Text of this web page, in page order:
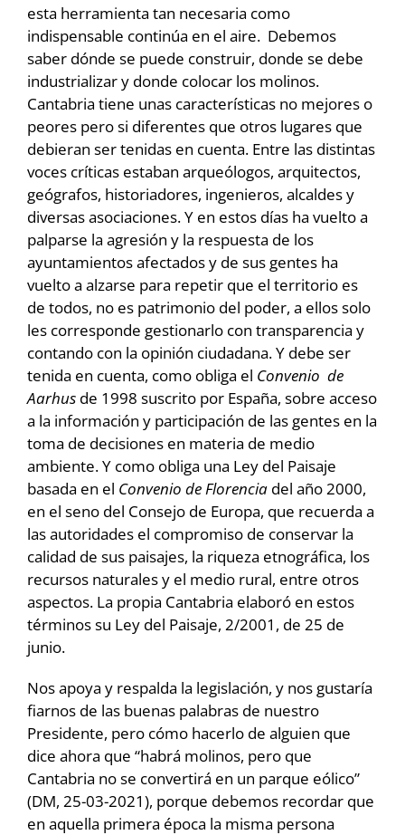
esta herramienta tan necesaria como
indispensable continúa en el aire. Debemos
saber dónde se puede construir, donde se debe
industrializar y donde colocar los molinos.
Cantabria tiene unas características no mejores o
peores pero si diferentes que otros lugares que
debieran ser tenidas en cuenta. Entre las distintas
voces críticas estaban arqueólogos, arquitectos,
geógrafos, historiadores, ingenieros, alcaldes y
diversas asociaciones. Y en estos días ha vuelto a
palparse la agresión y la respuesta de los
ayuntamientos afectados y de sus gentes ha
vuelto a alzarse para repetir que el territorio es
de todos, no es patrimonio del poder, a ellos solo
les corresponde gestionarlo con transparencia y
contando con la opinión ciudadana. Y debe ser
tenida en cuenta, como obliga el Convenio de
Aarhus de 1998 suscrito por España, sobre acceso
a la información y participación de las gentes en la
toma de decisiones en materia de medio
ambiente. Y como obliga una Ley del Paisaje
basada en el Convenio de Florencia del año 2000,
en el seno del Consejo de Europa, que recuerda a
las autoridades el compromiso de conservar la
calidad de sus paisajes, la riqueza etnográfica, los
recursos naturales y el medio rural, entre otros
aspectos. La propia Cantabria elaboró en estos
términos su Ley del Paisaje, 2/2001, de 25 de
junio.
Nos apoya y respalda la legislación, y nos gustaría
fiarnos de las buenas palabras de nuestro
Presidente, pero cómo hacerlo de alguien que
dice ahora que “habrá molinos, pero que
Cantabria no se convertirá en un parque eólico”
(DM, 25-03-2021), porque debemos recordar que
en aquella primera época la misma persona